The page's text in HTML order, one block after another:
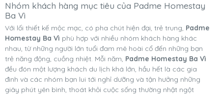
Nhóm khách hàng mục tiêu của Padme Homestay
Ba Vì
Với lối thiết kế mộc mạc, có pha chút hiện đại, trẻ trung, Padme
Homestay Ba Vì phù hợp với nhiều nhóm khách hàng khác
nhau, từ những người lớn tuổi đam mê hoài cổ đến những bạn
trẻ năng động, cuồng nhiệt. Mỗi năm, Padme Homestay Ba Vì
đều đón một lượng khách du lịch khá lớn, hầu hết là các gia
đình và các nhóm bạn lui tới nghỉ dưỡng và tận hưởng những
giây phút yên bình, thoát khỏi cuộc sống thường nhật ngột